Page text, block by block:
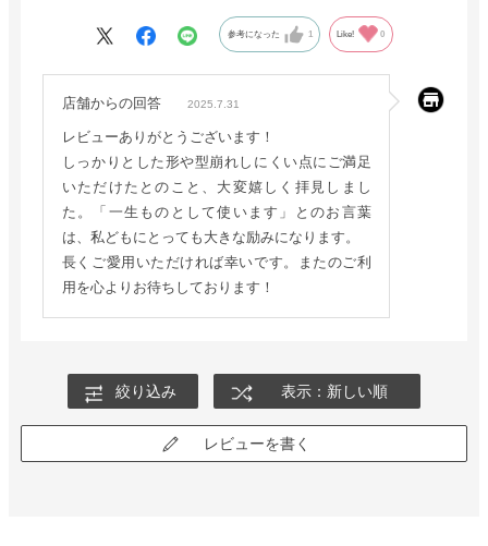
参考になった 1 Like! 0
店舗からの回答 2025.7.31
レビューありがとうございます！
しっかりとした形や型崩れしにくい点にご満足
いただけたとのこと、大変嬉しく拝見しまし
た。「一生ものとして使います」とのお言葉
は、私どもにとっても大きな励みになります。
長くご愛用いただければ幸いです。またのご利
用を心よりお待ちしております！
絞り込み 表示：新しい順
レビューを書く